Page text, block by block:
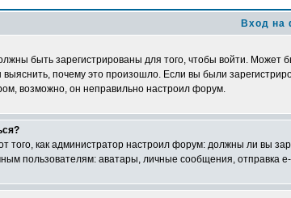
Вход на
быть зарегистрированы для того, чтобы войти.
почему это произошло. Если вы были
возможно, он неправильно настроил форум.
того, как администратор настроил форум: должны ли вы
пользователям: аватары, личные сообщения, отправка